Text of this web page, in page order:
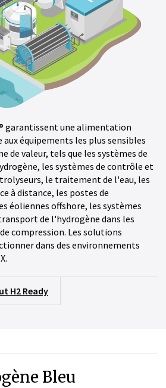
garantissent une alimentation
équipements les plus sensibles
de valeur, tels que les systèmes de
les systèmes de contrôle et
le traitement de l'eau, les
à distance, les postes de
éoliennes offshore, les systèmes
de l'hydrogène dans les
compression. Les solutions
dans des environnements
H2 Ready
Bleu